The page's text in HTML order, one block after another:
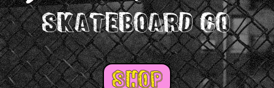
skateboard co
shop